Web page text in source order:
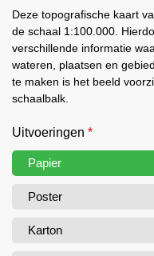
Deze topografische kaart
de schaal 1:100.000.
verschillende informatie
wateren, plaatsen en
te maken is het beeld
schaalbalk.
Uitvoeringen *
Papier
Poster
Karton